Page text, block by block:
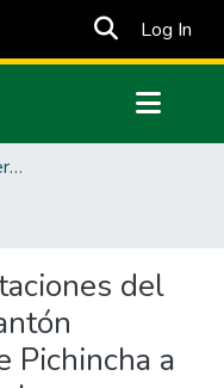
Log In
Facultad de Comercio Internacional, Integración, Administración y Economía Empresarial
del
Pichincha a